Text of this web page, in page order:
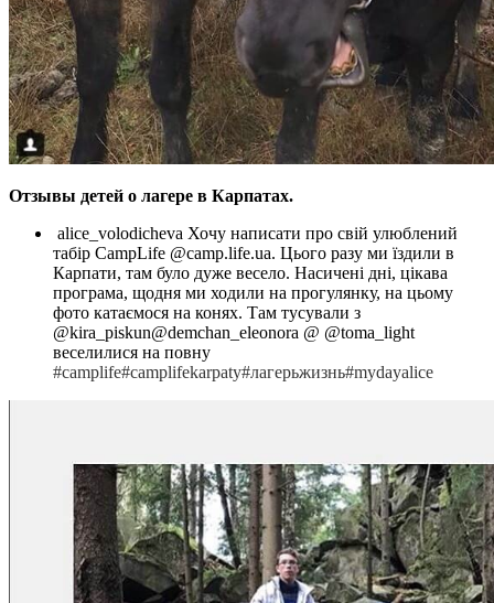
Отзывы детей о лагере в Карпатах.
alice_volodicheva Хочу написати про свій улюблений
табір CampLife @camp.life.ua. Цього разу ми їздили в
Карпати, там було дуже весело. Насичені дні, цікава
програма, щодня ми ходили на прогулянку, на цьому
фото катаємося на конях. Там тусували з
@kira_piskun@demchan_eleonora @ @toma_light
веселилися на повну
#camplife#camplifekarpaty#лагерьжизнь#mydayalice